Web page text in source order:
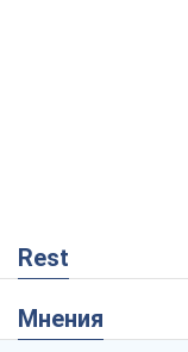
Rest
Мнения